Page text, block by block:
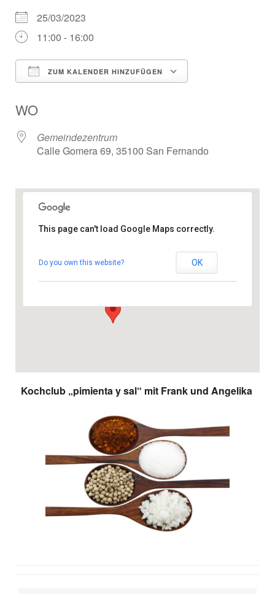
25/03/2023
11:00 - 16:00
ZUM KALENDER HINZUFÜGEN
WO
Gemeindezentrum
Calle Gomera 69, 35100 San Fernando
Gemeindezentrum
This page can't load Google Maps correctly.
Do you own this website? OK
Kochclub „pimienta y sal“ mit Frank und Angelika